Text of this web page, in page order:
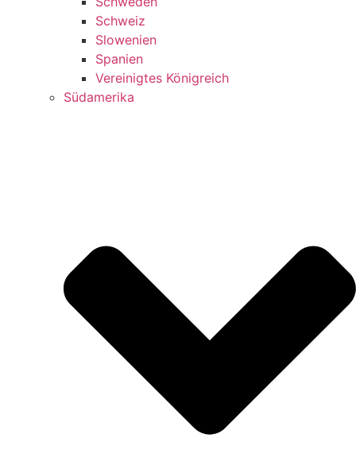
Schweiz
Slowenien
Spanien
Vereinigtes Königreich
Südamerika